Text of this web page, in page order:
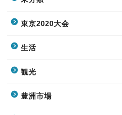
東京2020大会
生活
観光
豊洲市場